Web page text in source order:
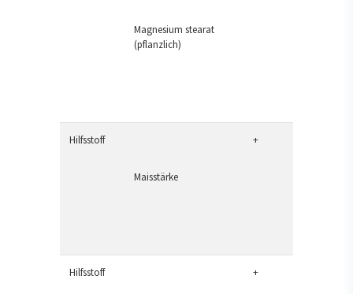
Magnesium stearat
(pflanzlich)
Hilfsstoff
Maisstärke
+
Hilfsstoff +